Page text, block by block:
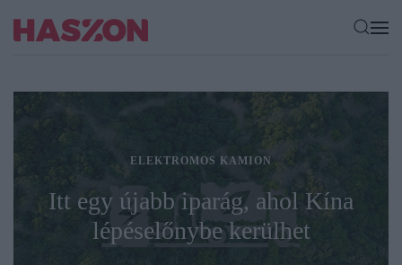
ELEKTROMOS KAMION
Itt egy újabb iparág, ahol Kína
lépéselőnybe kerülhet